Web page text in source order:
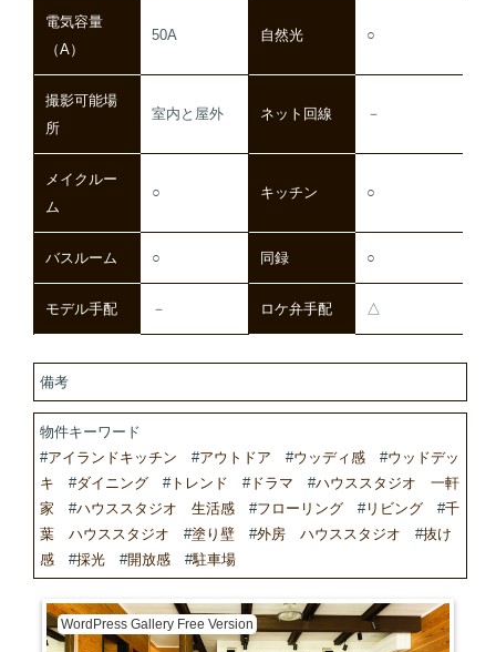
電気容量
（A）
50A 自然光 ○
撮影可能場
所
室内と屋外 ネット回線 －
メイクルー
ム
○ キッチン ○
バスルーム ○ 同録 ○
モデル手配 － ロケ弁手配 △
備考
物件キーワード
#アイランドキッチン #アウトドア #ウッディ感 #ウッドデッ
キ #ダイニング #トレンド #ドラマ #ハウススタジオ 一軒
家 #ハウススタジオ 生活感 #フローリング #リビング #千
葉 ハウススタジオ #塗り壁 #外房 ハウススタジオ #抜け
感 #採光 #開放感 #駐車場
WordPress Gallery Free Version